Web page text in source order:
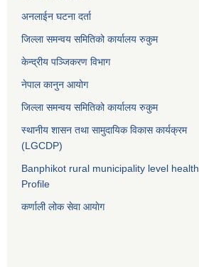
अनलाईन घटना दर्ता
जिल्ला समन्वय समितिको कार्यालय रुकुम
केन्द्रीय पञ्जिकरण विभाग
नेपाल कानुन आयोग
जिल्ला समन्वय समितिको कार्यालय रुकुम
स्थानीय शासन तथा सामुदायिक विकास कार्यक्रम
(LGCDP)
Banphikot rural municipality level health
Profile
कर्णाली लोक सेवा आयाेग